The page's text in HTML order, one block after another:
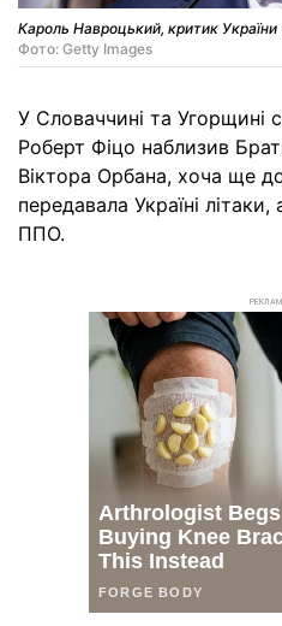
Кароль Навроцький, критик України
Фото: Getty Images
У Словаччині та Угорщині
Роберт Фіцо наблизив
Віктора Орбана, хоча ще
передавала Україні
ППО.